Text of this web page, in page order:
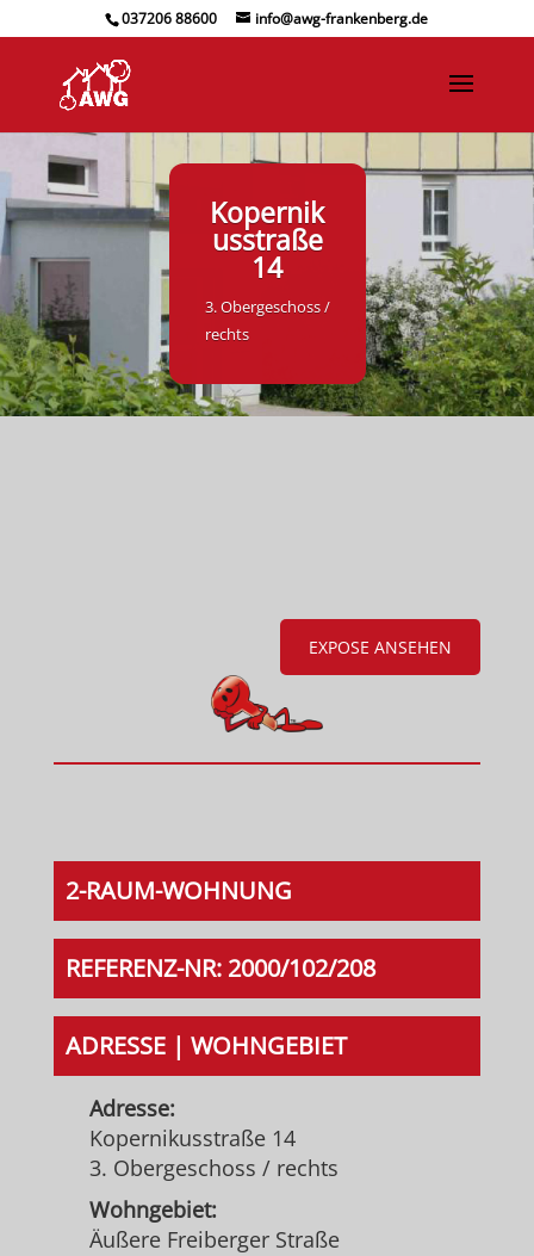
037206 88600 info@awg-frankenberg.de
Kopernik
usstraße
14
3. Obergeschoss /
rechts
EXPOSE ANSEHEN
2-RAUM-WOHNUNG
REFERENZ-NR: 2000/102/208
ADRESSE | WOHNGEBIET
Adresse:
Kopernikusstraße 14
3. Obergeschoss / rechts
Wohngebiet:
Äußere Freiberger Straße